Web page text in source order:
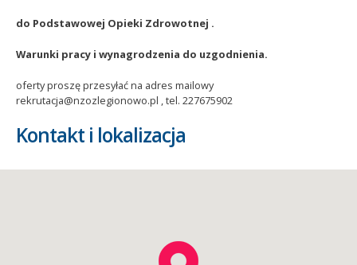
do Podstawowej Opieki Zdrowotnej .
Warunki pracy i wynagrodzenia do uzgodnienia.
oferty proszę przesyłać na adres mailowy
rekrutacja@nzozlegionowo.pl , tel. 227675902
Kontakt i lokalizacja